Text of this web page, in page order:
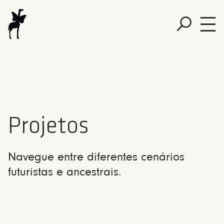
Projetos
Navegue entre diferentes cenários
futuristas e ancestrais.